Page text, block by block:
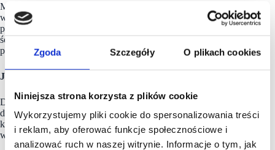
Zgoda Szczegóły O plikach cookies
Niniejsza strona korzysta z plików cookie
Wykorzystujemy pliki cookie do spersonalizowania treści
i reklam, aby oferować funkcje społecznościowe i
analizować ruch w naszej witrynie. Informacje o tym, jak
Może tak, a może nie. Dzisiaj, gdy kina są zamknięte,
wyciąganie wniosków na temat ich popularności jest
przedwczesne. Przed nami są dwie równie prawdopodobne
ścieżki. Pierwsza prowadzi nas przez szczepienia,
po których nastąpi eksplozja radości.
Jak w latach dwudziestych, po I Wojnie Światowej.
Dokładnie tak. I wtedy będziemy mieli jeszcze więcej chętnych
do wyjścia z domów, a my w kinach jeszcze więcej widzów,
którzy nie pomyślą nawet o tym, by cokolwiek oglądać
w telewizji czy na urządzeniach mobilnych.